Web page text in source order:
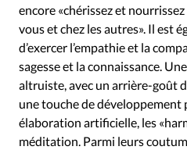
encore «chérissez et nourrissez
vous et chez les autres». Il est
d’exercer l’empathie et la
sagesse et la connaissance.
altruiste, avec un arrière-goût
une touche de développement
élaboration artificielle, les
méditation. Parmi leurs